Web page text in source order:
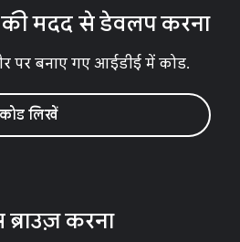
मदद से डेवलप करना
पर बनाए गए आईडीई में कोड.
लिखें
करना